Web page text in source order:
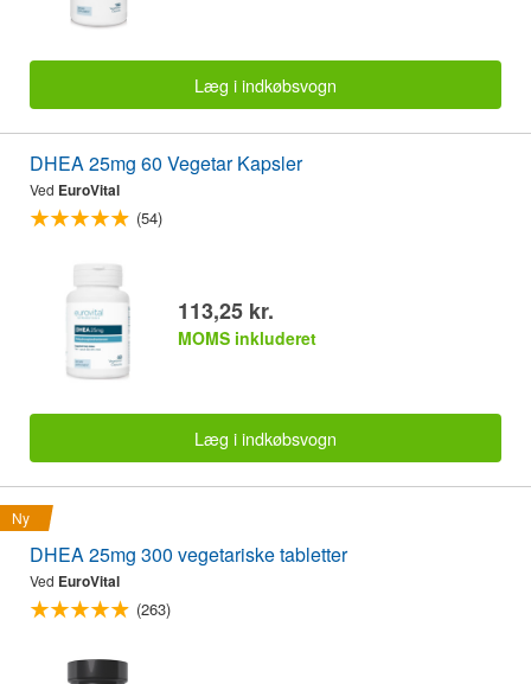
Læg i indkøbsvogn
DHEA 25mg 60 Vegetar Kapsler
Ved EuroVital
(54)
113,25 kr.
MOMS inkluderet
Læg i indkøbsvogn
Ny
DHEA 25mg 300 vegetariske tabletter
Ved EuroVital
(263)